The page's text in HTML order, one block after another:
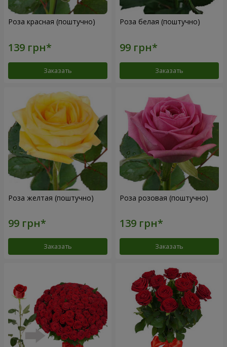
Роза красная (поштучно)
Заказать
Роза белая (поштучно)
Заказать
Роза желтая (поштучно)
Заказать
Роза розовая (поштучно)
Заказать